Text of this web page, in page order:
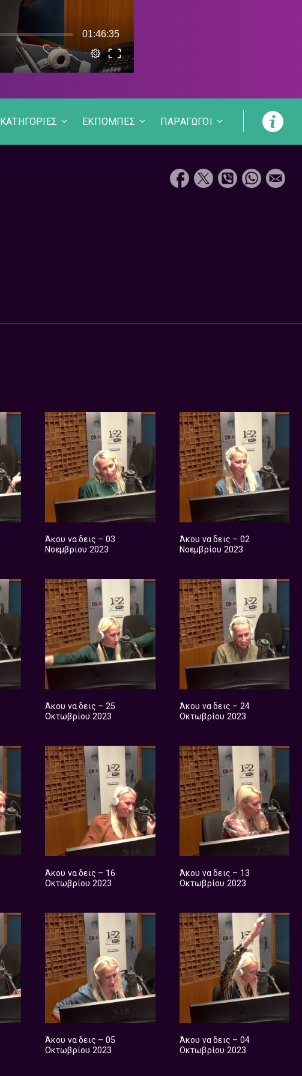
ΚΑΤΗΓΟΡΙΕΣ ΕΚΠΟΜΠΕΣ ΠΑΡΑΓΩΓΟΙ
Άκου να δεις – 03
Νοεμβρίου 2023
Άκου να δεις – 02
Νοεμβρίου 2023
Άκου να δεις – 25
Οκτωβρίου 2023
Άκου να δεις – 24
Οκτωβρίου 2023
Άκου να δεις – 16
Οκτωβρίου 2023
Άκου να δεις – 13
Οκτωβρίου 2023
Άκου να δεις – 05
Οκτωβρίου 2023
Άκου να δεις – 04
Οκτωβρίου 2023